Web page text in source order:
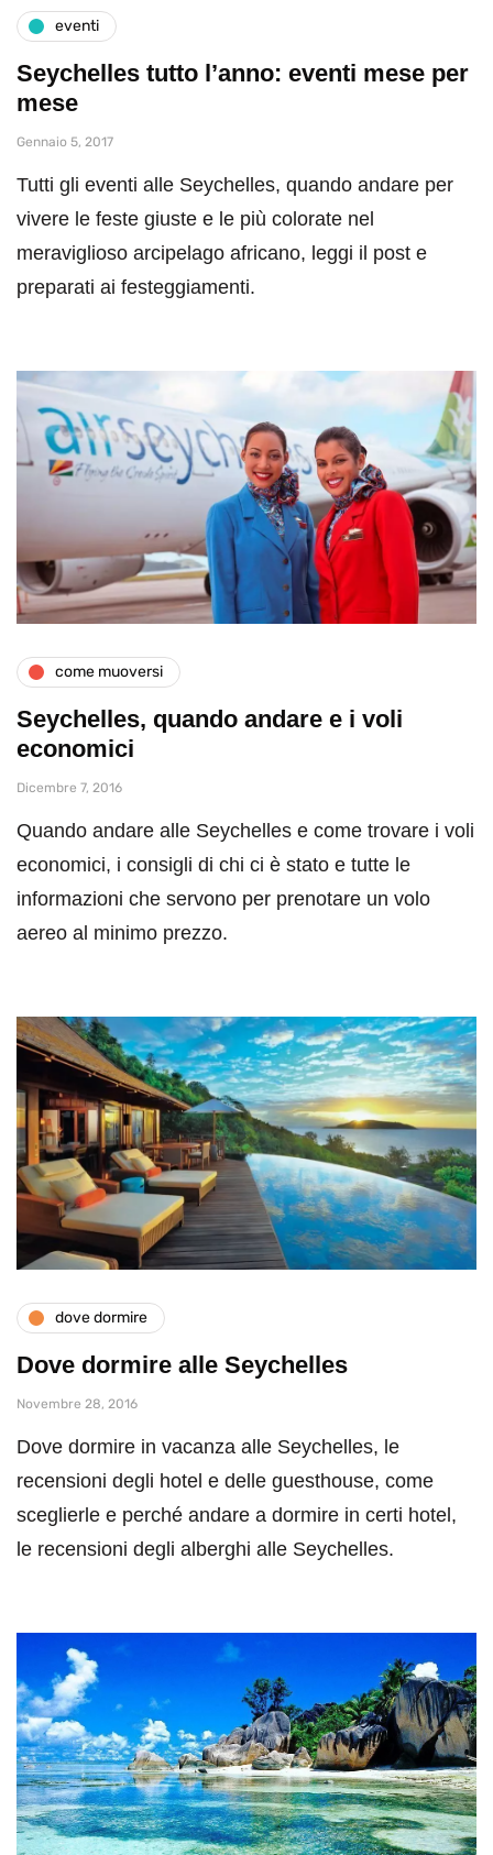
eventi
Seychelles tutto l’anno: eventi mese per
mese
Gennaio 5, 2017
Tutti gli eventi alle Seychelles, quando andare per
vivere le feste giuste e le più colorate nel
meraviglioso arcipelago africano, leggi il post e
preparati ai festeggiamenti.
come muoversi
Seychelles, quando andare e i voli
economici
Dicembre 7, 2016
Quando andare alle Seychelles e come trovare i voli
economici, i consigli di chi ci è stato e tutte le
informazioni che servono per prenotare un volo
aereo al minimo prezzo.
dove dormire
Dove dormire alle Seychelles
Novembre 28, 2016
Dove dormire in vacanza alle Seychelles, le
recensioni degli hotel e delle guesthouse, come
sceglierle e perché andare a dormire in certi hotel,
le recensioni degli alberghi alle Seychelles.